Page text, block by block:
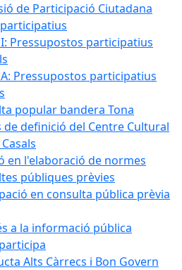
de Participació Ciutadana
Pressupostos participatius
Pressupostos participatius
popular bandera Tona
de definició del Centre Cultural
en l'elaboració de normes
públiques prèvies
en consulta pública prèvia
a la informació pública
Alts Càrrecs i Bon Govern